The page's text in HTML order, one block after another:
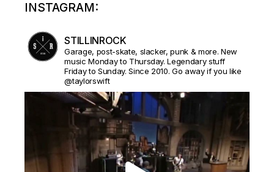
INSTAGRAM:
STILLINROCK
Garage, post-skate, slacker, punk & more. New
music Monday to Thursday. Legendary stuff
Friday to Sunday. Since 2010. Go away if you like
@taylorswift